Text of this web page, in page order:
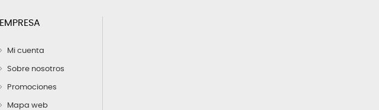
EMPRESA
Mi cuenta
Sobre nosotros
Promociones
Mapa web